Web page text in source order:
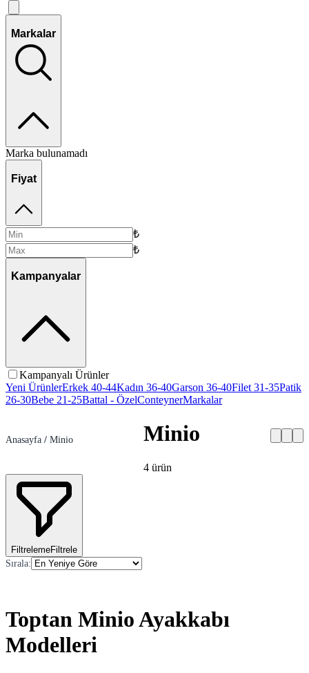
Markalar
Marka bulunamadı
Fiyat
₺
₺
Kampanyalar
Kampanyalı Ürünler
Yeni ÜrünlerErkek 40-44Kadın 36-40Garson 36-40Filet 31-35Patik
26-30Bebe 21-25Battal - ÖzelConteynerMarkalar
Anasayfa / Minio Minio
4 ürün
FiltrelemeFiltrele
Sırala:
Toptan Minio Ayakkabı
Modelleri